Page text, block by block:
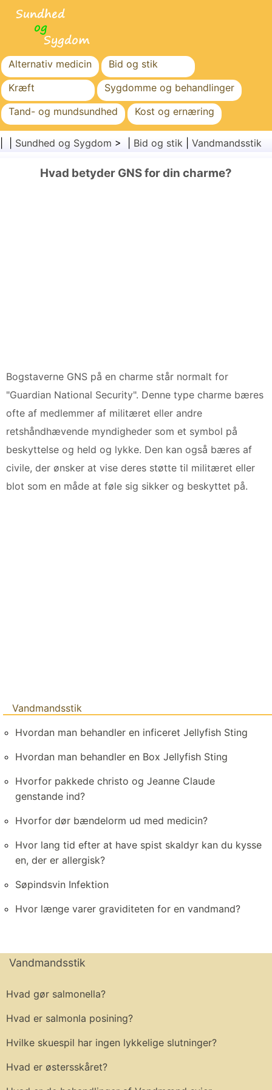
Alternativ medicin
Bid og stik
Kræft
Sygdomme og behandlinger
Tand- og mundsundhed
Kost og ernæring
Familiesundhed
Sundhedssektoren
Kirurgi og procedurer
Sundhed og Sygdom > | Bid og stik Vandmandsstik
Hvad betyder GNS for din charme?
Bogstaverne GNS på en charme står normalt for
"Guardian National Security". Denne type charme bæres
ofte af medlemmer af militæret eller andre
retshåndhævende myndigheder som et symbol på
beskyttelse og held og lykke. Den kan også bæres af
civile, der ønsker at vise deres støtte til militæret eller
blot som en måde at føle sig sikker og beskyttet på.
Vandmandsstik
Hvordan man behandler en inficeret Jellyfish Sting
Hvordan man behandler en Box Jellyfish Sting
Hvorfor pakkede christo og Jeanne Claude
genstande ind?
Hvorfor dør bændelorm ud med medicin?
Hvor lang tid efter at have spist skaldyr kan du kysse
en, der er allergisk?
Søpindsvin Infektion
Hvor længe varer graviditeten for en vandmand?
Vandmandsstik
Hvad gør salmonella?
Hvad er salmonla posining?
Hvilke skuespil har ingen lykkelige slutninger?
Hvad er østersskåret?